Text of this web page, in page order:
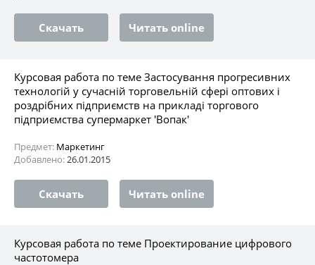
Скачать Читать online
Курсовая работа по теме Застосування прогресивних
технологій у сучасній торговельній сфері оптових і
роздрібних підприємств на прикладі торгового
підприємства супермаркет 'Вопак'
Предмет: Маркетинг
Добавлено:26.01.2015
Скачать Читать online
Курсовая работа по теме Проектирование цифрового
частотомера